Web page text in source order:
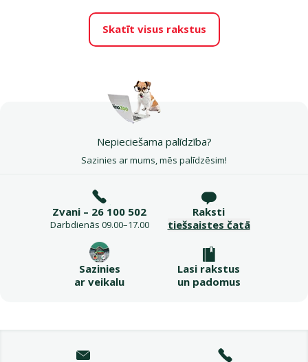
Skatīt visus rakstus
Nepieciešama palīdzība?
Sazinies ar mums, mēs palīdzēsim!
Zvani – 26 100 502
Darbdienās 09.00–17.00
Raksti
tiešsaistes čatā
Sazinies
ar veikalu
Lasi rakstus
un padomus